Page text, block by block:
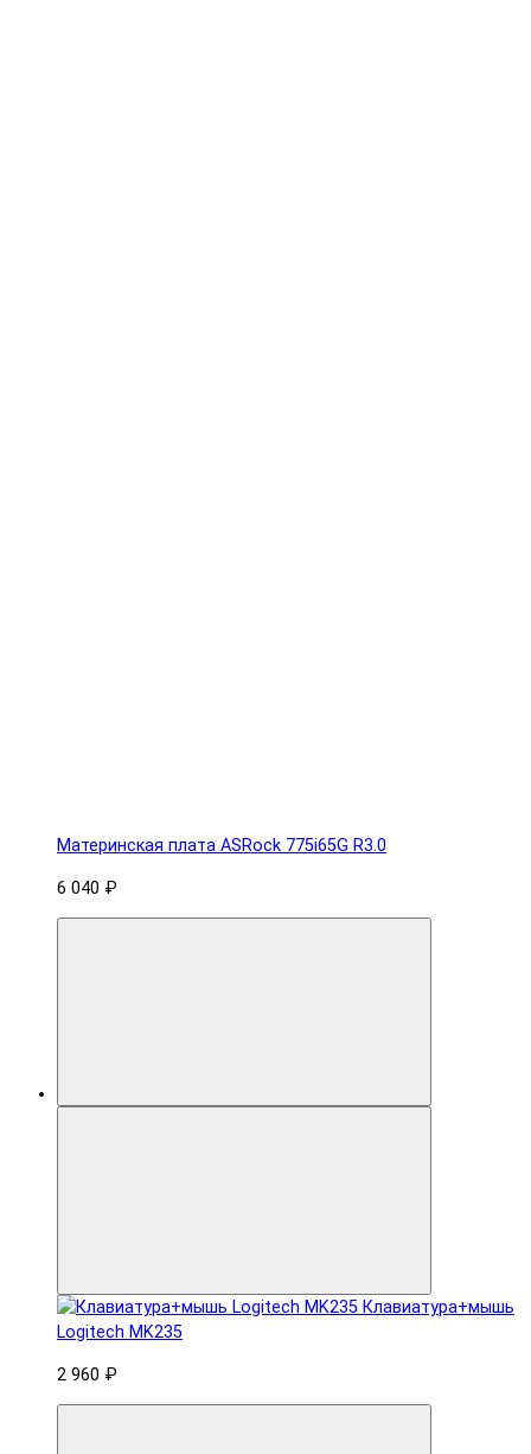
Материнская плата ASRock 775i65G R3.0
6 040 ₽
Клавиатура+мышь
Logitech MK235
2 960 ₽